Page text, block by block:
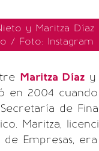
y Maritza
/ Foto: Instagram
Maritza Díaz y
en 2004
de
Maritza,
de Empresas,